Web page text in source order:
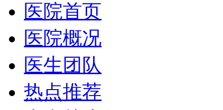
医院首页
医院概况
医生团队
热点推荐